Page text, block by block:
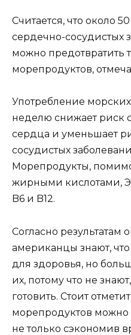
Считается, что около
сердечно-сосудистых
можно предотвратить
морепродуктов,
Употребление
неделю снижает риск
сердца и уменьшает
сосудистых
Морепродукты,
жирными кислотами,
B6 и B12.
Согласно результатам
американцы знают,
для здоровья, но
их, потому что не
готовить. Стоит
морепродуктов можно
не только сэкономив